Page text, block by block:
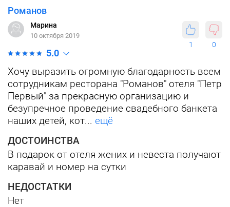
Романов
1 0
Марина
10 октября 2019
5.0
Хочу выразить огромную благодарность всем
сотрудникам ресторана "Романов" отеля "Петр
Первый" за прекрасную организацию и
безупречное проведение свадебного банкета
наших детей, кот... ещё
ДОСТОИНСТВА
В подарок от отеля жених и невеста получают
каравай и номер на сутки
НЕДОСТАТКИ
Нет